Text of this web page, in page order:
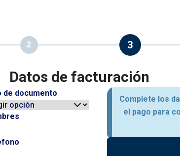
2 3
Datos de facturación
de documento
Complete los
el pago para